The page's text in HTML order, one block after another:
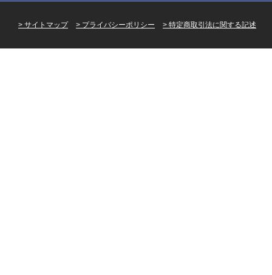
サイトマップ プライバシーポリシー 特定商取引法に関する記述